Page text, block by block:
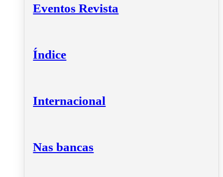
Eventos Revista
Índice
Internacional
Nas bancas